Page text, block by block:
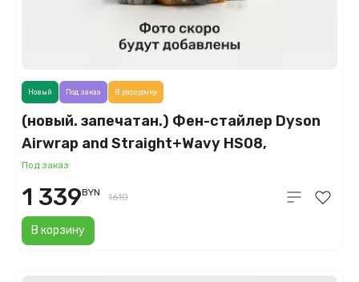
(новый. запечатан.) Фен-стайлер Dyson
Airwrap and Straight+Wavy HS08,
керамическая патина/топаз (Ceramic
Patina/Topaz)
Под заказ
В корзину
Новый Под заказ В рассрочку
1 339BYN 1610